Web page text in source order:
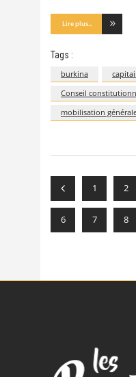
Lire plus...
Tags :
burkina
Conseil
mobilisation
1 2
6 7 8